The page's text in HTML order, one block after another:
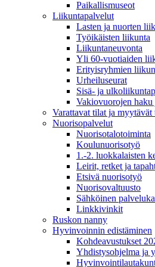
Paikallismuseot
Liikuntapalvelut
Lasten ja nuorten
Työikäisten liikunta
Liikuntaneuvonta
Yli 60-vuotiaiden
Erityisryhmien
Urheiluseurat
Sisä- ja
Vakiovuorojen
Varattavat tilat ja
Nuorisopalvelut
Nuorisotalotoiminta
Koulunuorisotyö
1.-2. luokkalaisten
Leirit, retket ja
Etsivä nuorisotyö
Nuorisovaltuusto
Sähköinen
Linkkivinkit
Ruskon nanny
Hyvinvoinnin edistäminen
Kohdeavustukset
Yhdistysohjelma ja